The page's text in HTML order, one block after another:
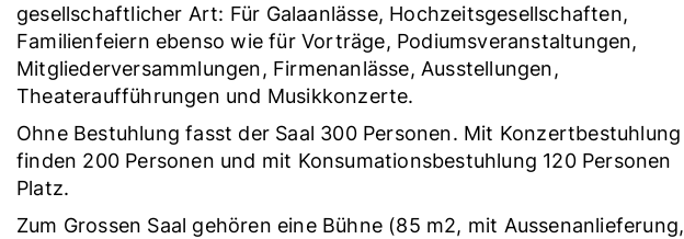
gesellschaftlicher Art: Für Galaanlässe, Hochzeitsgesellschaften,
Familienfeiern ebenso wie für Vorträge, Podiumsveranstaltungen,
Mitgliederversammlungen, Firmenanlässe, Ausstellungen,
Theateraufführungen und Musikkonzerte.
Ohne Bestuhlung fasst der Saal 300 Personen. Mit Konzertbestuhlung
finden 200 Personen und mit Konsumationsbestuhlung 120 Personen
Platz.
Zum Grossen Saal gehören eine Bühne (85 m2, mit Aussenanlieferung,